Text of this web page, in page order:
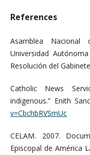
References
Asamblea
Universidad
Resolución del
Catholic News
indigenous.” Enith
v=CbchbRVSmUc
CELAM. 2007.
Episcopal de América